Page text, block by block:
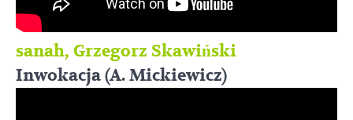
sanah, Grzegorz Skawiński
Inwokacja (A. Mickiewicz)